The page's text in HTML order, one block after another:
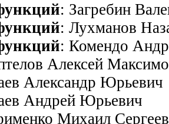
: Загребин
: Лухманов
: Комендо
Алексей
Александр Юрьевич
Андрей Юрьевич
Михаил